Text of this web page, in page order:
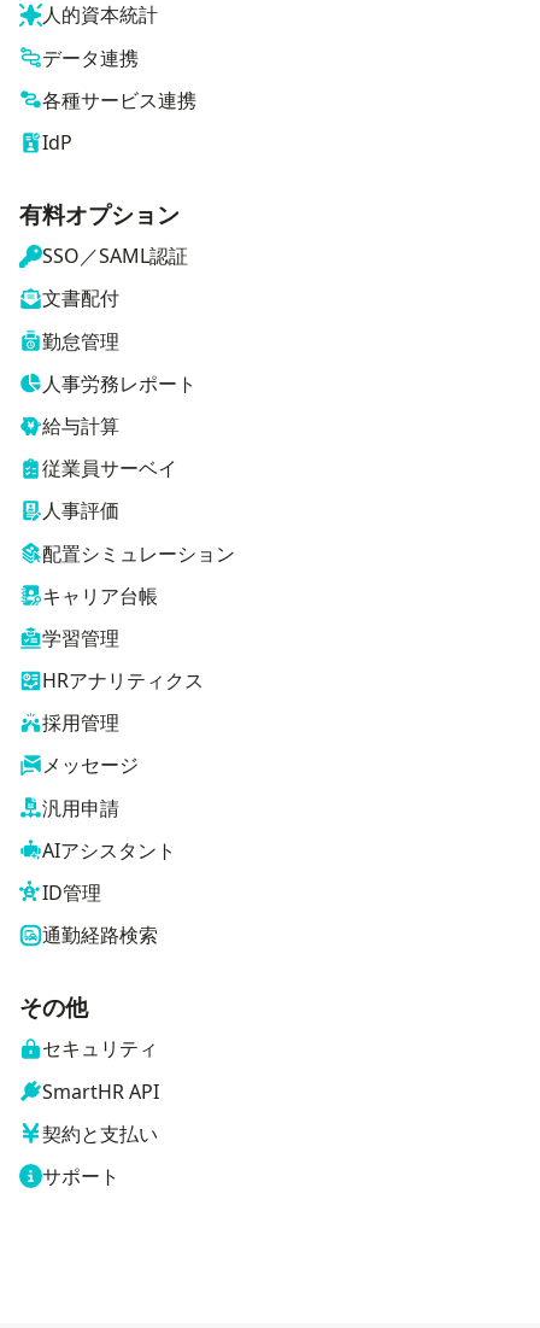
人的資本統計
データ連携
各種サービス連携
IdP
有料オプション
SSO／SAML認証
文書配付
勤怠管理
人事労務レポート
給与計算
従業員サーベイ
人事評価
配置シミュレーション
キャリア台帳
学習管理
HRアナリティクス
採用管理
メッセージ
汎用申請
AIアシスタント
ID管理
通勤経路検索
その他
セキュリティ
SmartHR API
契約と支払い
サポート